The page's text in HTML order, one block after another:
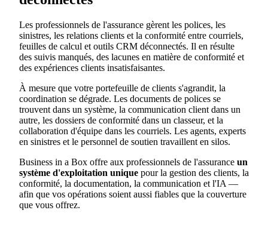
Les professionnels de l'assurance gèrent les polices, les
sinistres, les relations clients et la conformité entre courriels,
feuilles de calcul et outils CRM déconnectés. Il en résulte
des suivis manqués, des lacunes en matière de conformité et
des expériences clients insatisfaisantes.
À mesure que votre portefeuille de clients s'agrandit, la
coordination se dégrade. Les documents de polices se
trouvent dans un système, la communication client dans un
autre, les dossiers de conformité dans un classeur, et la
collaboration d'équipe dans les courriels. Les agents, experts
en sinistres et le personnel de soutien travaillent en silos.
Business in a Box offre aux professionnels de l'assurance un
système d'exploitation unique pour la gestion des clients, la
conformité, la documentation, la communication et l'IA —
afin que vos opérations soient aussi fiables que la couverture
que vous offrez.